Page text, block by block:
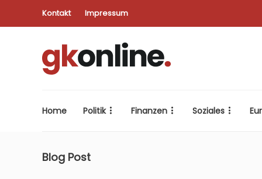
Kontakt Impressum
Home Politik Finanzen Soziales
Blog Post